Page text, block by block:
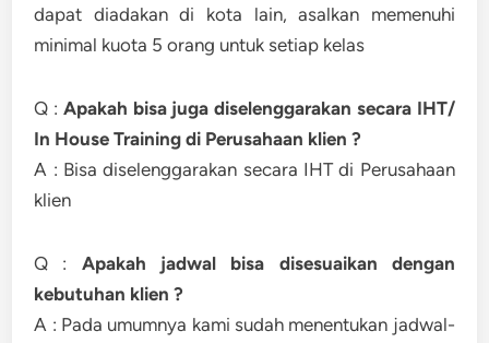
dapat diadakan di kota lain, asalkan memenuhi
minimal kuota 5 orang untuk setiap kelas
Q : Apakah bisa juga diselenggarakan secara IHT/
In House Training di Perusahaan klien ?
A : Bisa diselenggarakan secara IHT di Perusahaan
klien
Q : Apakah jadwal bisa disesuaikan dengan
kebutuhan klien ?
A : Pada umumnya kami sudah menentukan jadwal-